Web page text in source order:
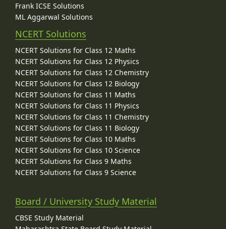
Frank ICSE Solutions
ML Aggarwal Solutions
NCERT Solutions
NCERT Solutions for Class 12 Maths
NCERT Solutions for Class 12 Physics
NCERT Solutions for Class 12 Chemistry
NCERT Solutions for Class 12 Biology
NCERT Solutions for Class 11 Maths
NCERT Solutions for Class 11 Physics
NCERT Solutions for Class 11 Chemistry
NCERT Solutions for Class 11 Biology
NCERT Solutions for Class 10 Maths
NCERT Solutions for Class 10 Science
NCERT Solutions for Class 9 Maths
NCERT Solutions for Class 9 Science
Board / University Study Material
CBSE Study Material